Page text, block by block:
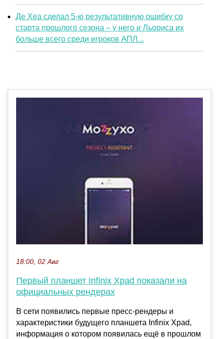
Де Хеа сделал 5-ю результативную ошибку со
старта прошлого сезона – у него и Льориса их
больше всего среди игроков АПЛ...
18:00, 02 Авг
Первый планшет Infinix Xpad показали на
официальных рендерах
В сети появились первые пресс-рендеры и
характеристики будущего планшета Infinix Xpad,
информация о котором появилась ещё в прошлом